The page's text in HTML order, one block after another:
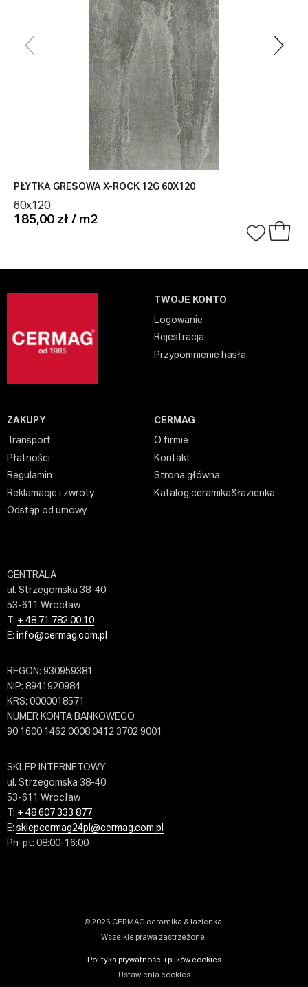
PŁYTKA GRESOWA X-ROCK 12G 60X120
60x120
185,00 zł / m2
TWOJE KONTO
Logowanie
Rejestracja
Przypomnienie hasła
ZAKUPY
Transport
Płatności
Regulamin
Reklamacje i zwroty
Odstąp od umowy
CERMAG
O firmie
Kontakt
Strona główna
Katalog ceramika&łazienka
CENTRALA
ul. Strzegomska 38-40
53-611 Wrocław
T: + 48 71 782 00 10
E: info@cermag.com.pl
REGON: 930959381
NIP: 8941920984
KRS: 0000018571
NUMER KONTA BANKOWEGO
90 1600 1462 0008 0412 3702 9001
SKLEP INTERNETOWY
ul. Strzegomska 38-40
53-611 Wrocław
T: + 48 607 333 877
E: sklepcermag24pl@cermag.com.pl
Pn-pt: 08:00-16:00
© 2026 CERMAG ceramika & łazienka.
Wszelkie prawa zastrzeżone.
Polityka prywatności i plików cookies
Ustawienia cookies